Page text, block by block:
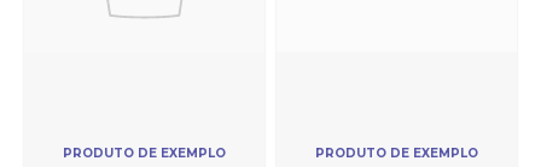
PRODUTO DE EXEMPLO PRODUTO DE EXEMPLO